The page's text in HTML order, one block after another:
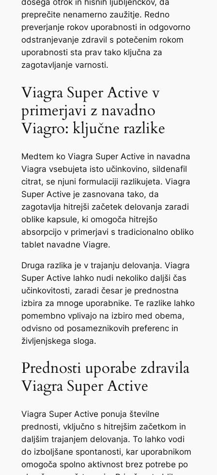
dosega otrok in hišnih ljubljenčkov, da
preprečite nenamerno zaužitje. Redno
preverjanje rokov uporabnosti in odgovorno
odstranjevanje zdravil s potečenim rokom
uporabnosti sta prav tako ključna za
zagotavljanje varnosti.
Viagra Super Active v
primerjavi z navadno
Viagro: ključne razlike
Medtem ko Viagra Super Active in navadna
Viagra vsebujeta isto učinkovino, sildenafil
citrat, se njuni formulaciji razlikujeta. Viagra
Super Active je zasnovana tako, da
zagotavlja hitrejši začetek delovanja zaradi
oblike kapsule, ki omogoča hitrejšo
absorpcijo v primerjavi s tradicionalno obliko
tablet navadne Viagre.
Druga razlika je v trajanju delovanja. Viagra
Super Active lahko nudi nekoliko daljši čas
učinkovitosti, zaradi česar je prednostna
izbira za mnoge uporabnike. Te razlike lahko
pomembno vplivajo na izbiro med obema,
odvisno od posameznikovih preferenc in
življenjskega sloga.
Prednosti uporabe zdravila
Viagra Super Active
Viagra Super Active ponuja številne
prednosti, vključno s hitrejšim začetkom in
daljšim trajanjem delovanja. To lahko vodi
do izboljšane spontanosti, kar uporabnikom
omogoča spolno aktivnost brez potrebe po